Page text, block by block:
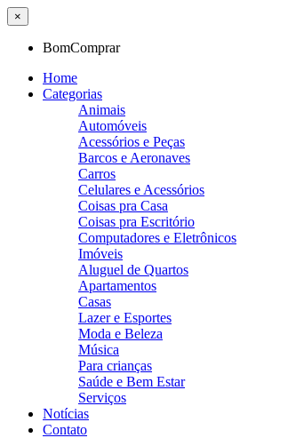
×
BomComprar
Home
Categorias
Animais
Automóveis
Acessórios e Peças
Barcos e Aeronaves
Carros
Celulares e Acessórios
Coisas pra Casa
Coisas pra Escritório
Computadores e Eletrônicos
Imóveis
Aluguel de Quartos
Apartamentos
Casas
Lazer e Esportes
Moda e Beleza
Música
Para crianças
Saúde e Bem Estar
Serviços
Notícias
Contato